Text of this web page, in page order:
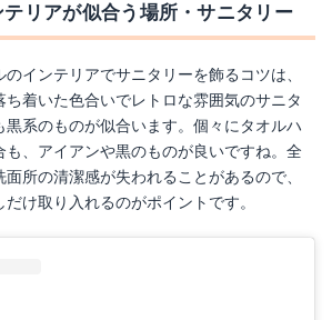
リアが似合う場所・サニタリー
インテリアでサニタリーを飾るコツは、
着いた色合いでレトロな雰囲気のサニタ
黒系のものが似合います。個々にタオルハ
も、アイアンや黒のものが良いですね。全
所の清潔感が失われることがあるので、
け取り入れるのがポイントです。